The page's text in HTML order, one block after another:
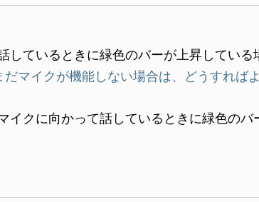
しているときに緑色のバーが上昇している
だマイクが機能しない場合は、どうすれば
イクに向かって話しているときに緑色の